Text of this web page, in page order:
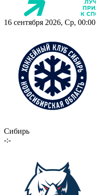
16 сентября 2026, Ср, 00:00
Сибирь
-:-